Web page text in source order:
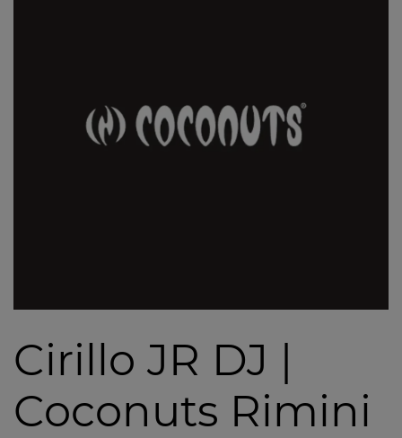
Cirillo JR DJ |
Coconuts Rimini